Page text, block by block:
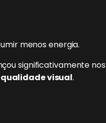
menos energia.
significativamente
visual.